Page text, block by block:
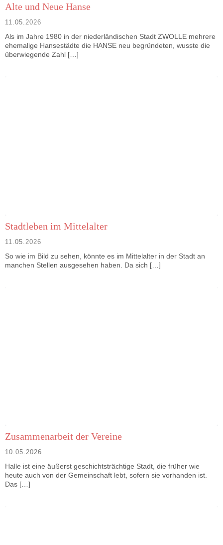
Alte und Neue Hanse
11.05.2026
Als im Jahre 1980 in der niederländischen Stadt ZWOLLE mehrere
ehemalige Hansestädte die HANSE neu begründeten, wusste die
überwiegende Zahl […]
Stadtleben im Mittelalter
11.05.2026
So wie im Bild zu sehen, könnte es im Mittelalter in der Stadt an
manchen Stellen ausgesehen haben. Da sich […]
Zusammenarbeit der Vereine
10.05.2026
Halle ist eine äußerst geschichtsträchtige Stadt, die früher wie
heute auch von der Gemeinschaft lebt, sofern sie vorhanden ist.
Das […]